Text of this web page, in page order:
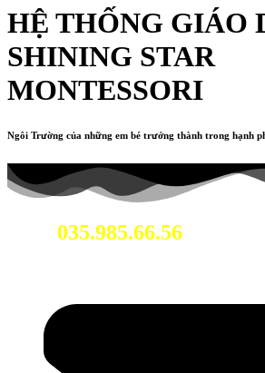
HỆ THỐNG GIÁO
SHINING STAR
MONTESSORI
Ngôi Trường của những em bé trưởng thành trong hạnh
035.985.66.56